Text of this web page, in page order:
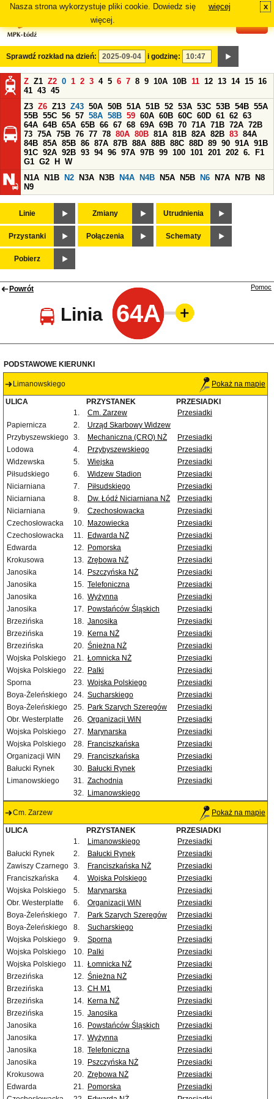
Nasza strona wykorzystuje pliki cookie. Dowiedz się
więcej.
więcej x
Sprawdź rozkład na dzień: i godzinę:
Z Z1 Z2 0 1 2 3 4 5 6 7 8 9 10A 10B 11 12 13 14 15 16
41 43 45
Z3 Z6 Z13 Z43 50A 50B 51A 51B 52 53A 53C 53B 54B 55A
55B 55C 56 57 58A 58B 59 60A 60B 60C 60D 61 62 63
64A 64B 65A 65B 66 67 68 69A 69B 70 71A 71B 72A 72B
73 75A 75B 76 77 78 80A 80B 81A 81B 82A 82B 83 84A
84B 85A 85B 86 87A 87B 88A 88B 88C 88D 89 90 91A 91B
91C 92A 92B 93 94 96 97A 97B 99 100 101 201 202 6.
F1
G1 G2 H
W
N1A
N1B N2 N3A N3B N4A N4B N5A N5B N6 N7A N7B
N8
N9
Linie Zmiany Utrudnienia
Przystanki Połączenia Schematy
Pobierz
Powrót
Linia 64A
Pomoc
PODSTAWOWE KIERUNKI
Limanowskiego Pokaż na mapie
ULICA PRZYSTANEK
PRZESIADKI
1.
Cm. Zarzew
Przesiadki
Papiernicza
2.
Urząd Skarbowy Widzew
Przybyszewskiego 3. Mechaniczna (CRO) NŻ
Przesiadki
Lodowa
4. Przybyszewskiego
Przesiadki
Widzewska
5. Wiejska
Przesiadki
Piłsudskiego
6. Widzew Stadion
Przesiadki
Niciarniana
7. Piłsudskiego
Przesiadki
Niciarniana
8. Dw. Łódź Niciarniana NŻ
Przesiadki
Niciarniana
9. Czechosłowacka
Przesiadki
Czechosłowacka
10. Mazowiecka
Przesiadki
Czechosłowacka
11. Edwarda NŻ
Przesiadki
Edwarda
12. Pomorska
Przesiadki
Krokusowa
13. Zrębowa NŻ
Przesiadki
Janosika
14. Pszczyńska NŻ
Przesiadki
Janosika
15. Telefoniczna
Przesiadki
Janosika
16. Wyżynna
Przesiadki
Janosika
17. Powstańców Śląskich
Przesiadki
Brzezińska
18. Janosika
Przesiadki
Brzezińska
19. Kerna NŻ
Przesiadki
Brzezińska
20. Śnieżna NŻ
Przesiadki
Wojska Polskiego
21. Łomnicka NŻ
Przesiadki
Wojska Polskiego
22. Palki
Przesiadki
Sporna
23. Wojska Polskiego
Przesiadki
Boya-Żeleńskiego
24. Sucharskiego
Przesiadki
Boya-Żeleńskiego
25. Park Szarych Szeregów
Przesiadki
Obr. Westerplatte
26. Organizacji WiN
Przesiadki
Wojska Polskiego
27. Marynarska
Przesiadki
Wojska Polskiego
28. Franciszkańska
Przesiadki
Organizacji WiN
29. Franciszkańska
Przesiadki
Bałucki Rynek
30. Bałucki Rynek
Przesiadki
Limanowskiego
31. Zachodnia
Przesiadki
32. Limanowskiego
Cm. Zarzew Pokaż na mapie
ULICA PRZYSTANEK
PRZESIADKI
1.
Limanowskiego
Przesiadki
Bałucki Rynek
2. Bałucki Rynek
Przesiadki
Zawiszy Czarnego 3. Franciszkańska NŻ
Przesiadki
Franciszkańska
4. Wojska Polskiego
Przesiadki
Wojska Polskiego
5. Marynarska
Przesiadki
Obr. Westerplatte
6. Organizacji WiN
Przesiadki
Boya-Żeleńskiego
7. Park Szarych Szeregów
Przesiadki
Boya-Żeleńskiego
8. Sucharskiego
Przesiadki
Wojska Polskiego
9. Sporna
Przesiadki
Wojska Polskiego
10. Palki
Przesiadki
Wojska Polskiego
11. Łomnicka NŻ
Przesiadki
Brzezińska
12. Śnieżna NŻ
Przesiadki
Brzezińska
13. CH M1
Przesiadki
Brzezińska
14. Kerna NŻ
Przesiadki
Brzezińska
15. Janosika
Przesiadki
Janosika
16. Powstańców Śląskich
Przesiadki
Janosika
17. Wyżynna
Przesiadki
Janosika
18. Telefoniczna
Przesiadki
Janosika
19. Pszczyńska NŻ
Przesiadki
Krokusowa
20. Zrębowa NŻ
Przesiadki
Edwarda
21. Pomorska
Przesiadki